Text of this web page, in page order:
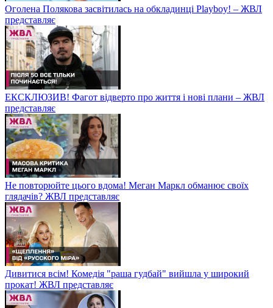
Оголена Полякова засвітилась на обкладинці Playboy! – ЖВЛ
представляє
ЕКСКЛЮЗИВ! Фагот відверто про життя і нові плани – ЖВЛ
представляє
Не повторюйте цього вдома! Меган Маркл обманює своїх
глядачів? ЖВЛ представляє
Дивитися всім! Комедія "раша гудбай" вийшла у широкий
прокат! ЖВЛ представляє